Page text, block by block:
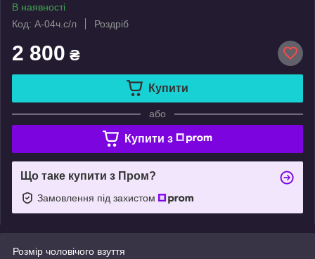
В наявності
Код: А-04ч.с/л
Роздріб
2 800 ₴
Купити
або
Купити з
Що таке купити з Пром?
Замовлення під захистом
Розмір чоловічого взуття